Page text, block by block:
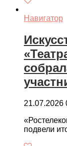
Навигатор
21.07.2026
подвели